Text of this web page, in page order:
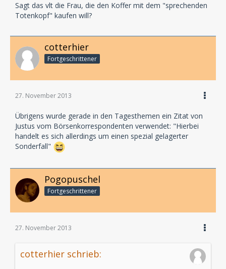
Sagt das vlt die Frau, die den Koffer mit dem "sprechenden
Totenkopf" kaufen will?
cotterhier
Fortgeschrittener
27. November 2013
Übrigens wurde gerade in den Tagesthemen ein Zitat von
Justus vom Börsenkorrespondenten verwendet: "Hierbei
handelt es sich allerdings um einen spezial gelagerter
Sonderfall"
Pogopuschel
Fortgeschrittener
27. November 2013
cotterhier schrieb: